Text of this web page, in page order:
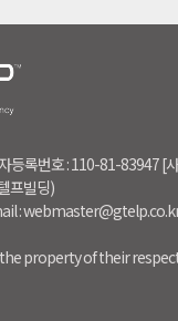
등록번호 : 110-81-83947
프빌딩)
:
property of their